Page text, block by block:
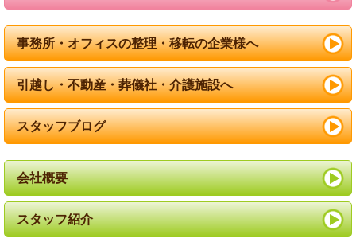
事務所・オフィスの整理・移転の企業様へ
引越し・不動産・葬儀社・介護施設へ
スタッフブログ
会社概要
スタッフ紹介